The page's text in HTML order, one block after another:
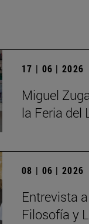
17 | 06 | 2026
Miguel
la Feria del
08 | 06 | 2026
Entrevista
Filosofía y